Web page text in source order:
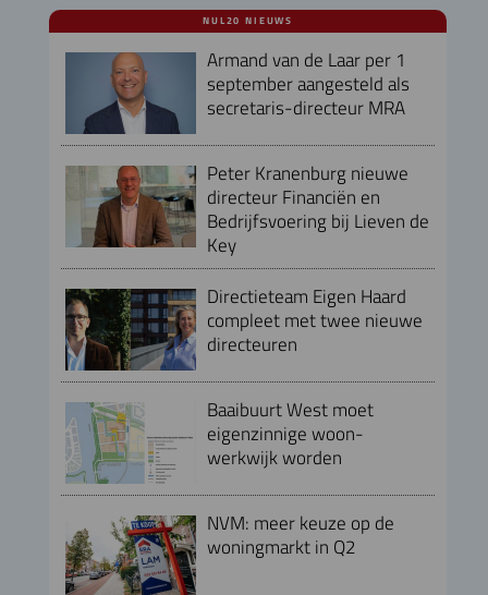
NUL20 NIEUWS
Armand van de Laar per 1
september aangesteld als
secretaris-directeur MRA
Peter Kranenburg nieuwe
directeur Financiën en
Bedrijfsvoering bij Lieven de
Key
Directieteam Eigen Haard
compleet met twee nieuwe
directeuren
Baaibuurt West moet
eigenzinnige woon-
werkwijk worden
NVM: meer keuze op de
woningmarkt in Q2